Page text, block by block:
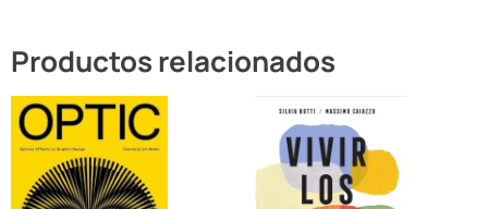
Productos relacionados